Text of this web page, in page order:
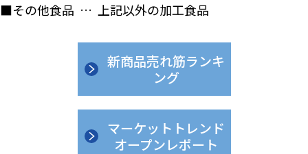
■その他食品 … 上記以外の加工食品
新商品売れ筋ランキ
ング
マーケットトレンド
オープンレポート